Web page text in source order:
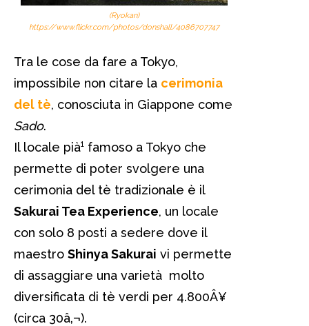
(Ryokan)
https://www.flickr.com/photos/donshall/4086707747
Tra le cose da fare a Tokyo,
impossibile non citare la cerimonia
del tè, conosciuta in Giappone come
Sado.
Il locale pià¹ famoso a Tokyo che
permette di poter svolgere una
cerimonia del tè tradizionale è il
Sakurai Tea Experience, un locale
con solo 8 posti a sedere dove il
maestro Shinya Sakurai vi permette
di assaggiare una varietà molto
diversificata di tè verdi per 4.800Â¥
(circa 30â‚¬).